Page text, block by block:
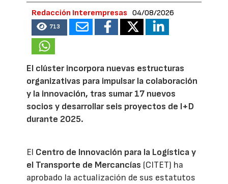
Redacción Interempresas 04/08/2026
713
El clúster incorpora nuevas estructuras
organizativas para impulsar la colaboración
y la innovación, tras sumar 17 nuevos
socios y desarrollar seis proyectos de I+D
durante 2025.
El Centro de Innovación para la Logística y
el Transporte de Mercancías (CITET) ha
aprobado la actualización de sus estatutos